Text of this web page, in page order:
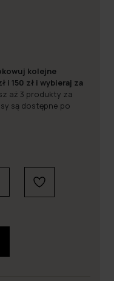
kolejne
i 150 zł i wybieraj za
aż 3 produkty za
są dostępne po